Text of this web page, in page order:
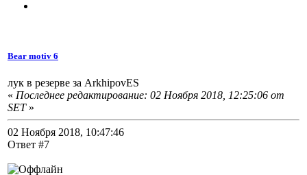
Bear motiv 6
лук в резерве за ArkhipovES
« Последнее редактирование: 02 Ноября 2018, 12:25:06 от
SET»
02 Ноября 2018, 10:47:46
Ответ #7